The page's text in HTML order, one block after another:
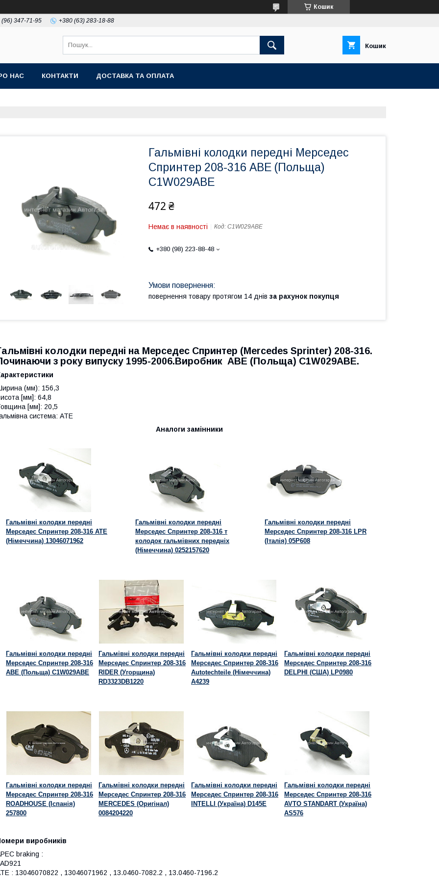
Кошик
(96) 347-71-95 +380 (63) 283-18-88
Кошик
НАС КОНТАКТИ ДОСТАВКА ТА ОПЛАТА
Гальмівні колодки передні Мерседес
Спринтер 208-316 ABE (Польща)
C1W029ABE
472 ₴
Немає в наявності Код: C1W029ABE
+380 (98) 223-88-48
повернення товару протягом 14 днів за рахунок покупця
колодки передні на Мерседес Спринтер (Mercedes Sprinter) 208-316.
з року випуску 1995-2006.Виробник ABE (Польща) C1W029ABE.
(мм): 156,3
[мм]: 64,8
[мм]: 20,5
система: ATE
Аналоги замінники
Гальмівні колодки передні
Мерседес Спринтер 208-316 ATE
(Німеччина) 13046071962
Гальмівні колодки передні
Мерседес Спринтер 208-316 т
колодок гальмівних передніх
(Німеччина) 0252157620
Гальмівні колодки передні
Мерседес Спринтер 208-316 LPR
(Італія) 05P608
Гальмівні колодки передні
Мерседес Спринтер 208-316
ABE (Польща) C1W029ABE
Гальмівні колодки передні
Мерседес Спринтер 208-316
RIDER (Угорщина)
RD3323DB1220
Гальмівні колодки передні
Мерседес Спринтер 208-316
Autotechteile (Німеччина)
A4239
Гальмівні колодки передні
Мерседес Спринтер 208-316
DELPHI (США) LP0980
Гальмівні колодки передні
Мерседес Спринтер 208-316
ROADHOUSE (Іспанія)
257800
Гальмівні колодки передні
Мерседес Спринтер 208-316
MERCEDES (Оригінал)
0084204220
Гальмівні колодки передні
Мерседес Спринтер 208-316
INTELLI (Україна) D145E
Гальмівні колодки передні
Мерседес Спринтер 208-316
AVTO STANDART (Україна)
AS576
виробників
braking :
: 13046070822 , 13046071962 , 13.0460-7082.2 , 13.0460-7196.2